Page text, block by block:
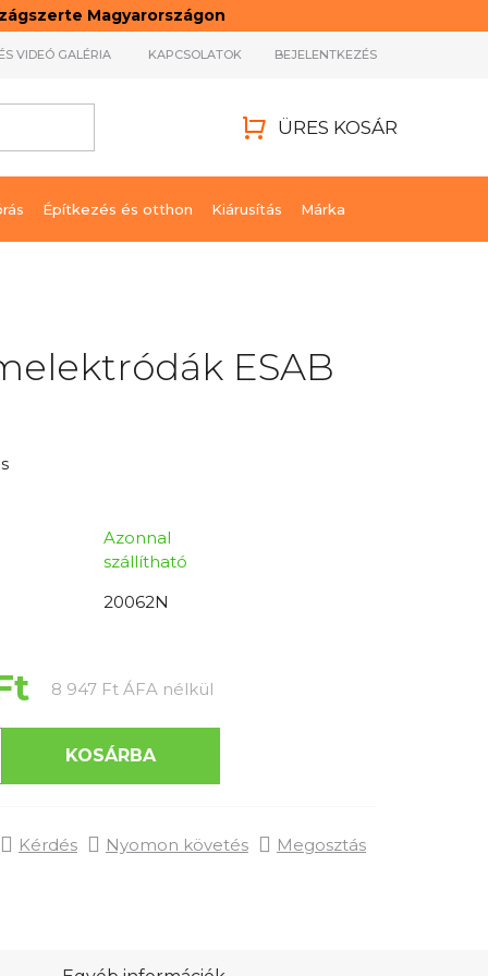
Magyarországon
VIDEÓ GALÉRIA KAPCSOLATOK BEJELENTKEZÉS
ÜRES KOSÁR
Építkezés és otthon Kiárusítás Márka
ESAB
Azonnal
szállítható
20062N
8 947 Ft ÁFA nélkülEgységár:
KOSÁRBA
Kérdés Nyomon követés Megosztás